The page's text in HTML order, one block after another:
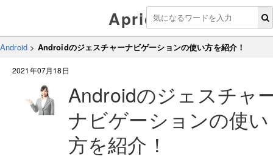
Aprico
Android > Androidのジェスチャーナビゲーションの使い方を紹介！
2021年07月18日
Androidのジェスチャ
ナビゲーションの使い
方を紹介！